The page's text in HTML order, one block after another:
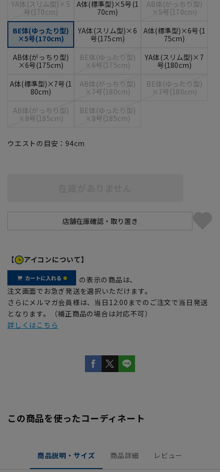
YA体(スリム型)×5
号(170cm)
A体(標準型)×5号(1
70cm)
AB体(がっちり型)
×5号(170cm)
BE体(ゆったり型)
×5号(170cm)
YA体(スリム型)×6
号(175cm)
A体(標準型)×6号(1
75cm)
AB体(がっちり型)
×6号(175cm)
BE体(ゆったり型)
×6号(175cm)
YA体(スリム型)×7
号(180cm)
A体(標準型)×7号(1
80cm)
AB体(がっちり型)
×7号(180cm)
BE体(ゆったり型)
×7号(180cm)
AB体(がっちり型)
×8号(185cm)
BE体(ゆったり型)
×8号(185cm)
ウエストの目安： 94cm
【 アイコンについて】
の表示の商品は、
注文画面でお急ぎ発送を選択いただけます。
さらにメルマガ会員様は、当日12:00までのご注文で当日発送
となります。（補正商品の場合は対応不可）
詳しくはこちら
この商品を使ったコーディネート
商品説明・サイズ 商品詳細 レビュー